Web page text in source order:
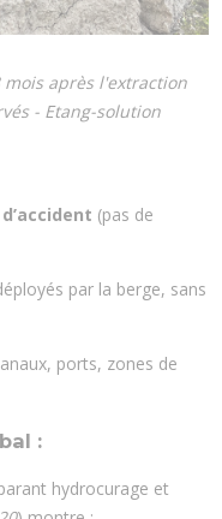
après l'extraction
- Etang-solution
(pas de
par la berge, sans
ports, zones de
:
hydrocurage et